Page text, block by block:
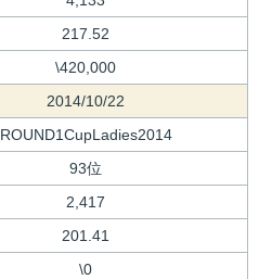
217.52
\420,000
2014/10/22
ROUND1CupLadies2014
93位
2,417
201.41
\0